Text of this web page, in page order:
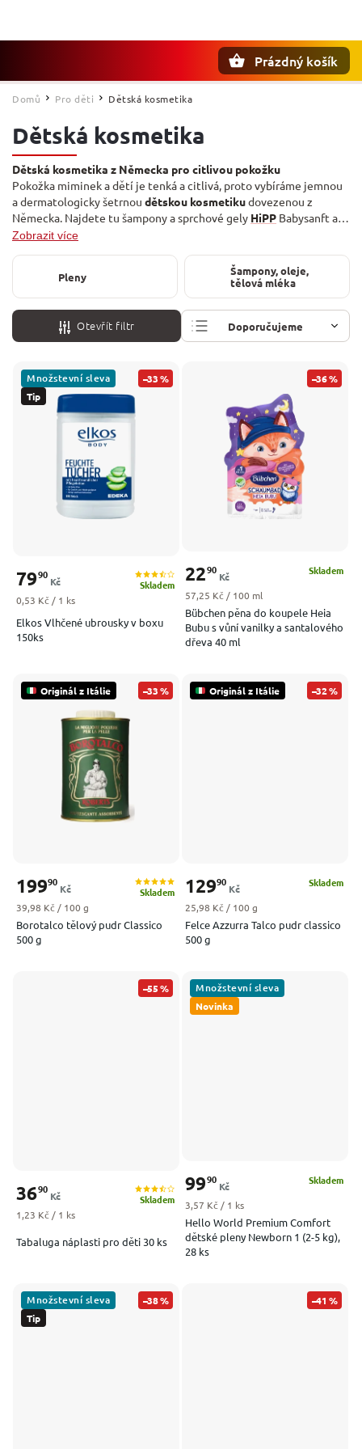
Prázdný košík
Domů / Pro děti / Dětská kosmetika
Dětská kosmetika
Dětská kosmetika z Německa pro citlivou pokožku
Pokožka miminek a dětí je tenká a citlivá, proto vybíráme jemnou
a dermatologicky šetrnou dětskou kosmetikudovezenou z
Německa. Najdete tu šampony a sprchové gely HiPP Babysanft a
Bübchen , vlhčené ubrousky
Zobrazit více
Pleny
Šampony, oleje,
tělová mléka
Doporučujeme
Nejdražší
Nejprodávanější
Abecedně
Otevřít filtr
Tip
Množstevní sleva –33 %
Elkos Vlhčené ubrousky v boxu
150ks
Skladem
7990
Kč
Měrná cena:
0,53 Kč / 1 ks
–36 %
Bübchen pěna do koupele Heia
Bubu s vůní vanilky a santalového
dřeva 40 ml
Skladem
2290
Kč
Měrná cena:
57,25 Kč / 100 ml
Originál z Itálie –33 %
Borotalco tělový pudr Classico
500 g
Skladem
19990
Kč
Měrná cena:
39,98 Kč / 100 g
Originál z Itálie –32 %
Felce Azzurra Talco pudr classico
500 g
Skladem
12990
Kč
Měrná cena:
25,98 Kč / 100 g
–55 %
Tabaluga náplasti pro děti 30 ks
Skladem
3690
Kč
Měrná cena:
1,23 Kč / 1 ks
Novinka
Množstevní sleva
Hello World Premium Comfort
dětské pleny Newborn 1 (2-5 kg),
28 ks
Skladem
9990
Kč
Měrná cena:
3,57 Kč / 1 ks
Tip
Množstevní sleva –38 % –41 %